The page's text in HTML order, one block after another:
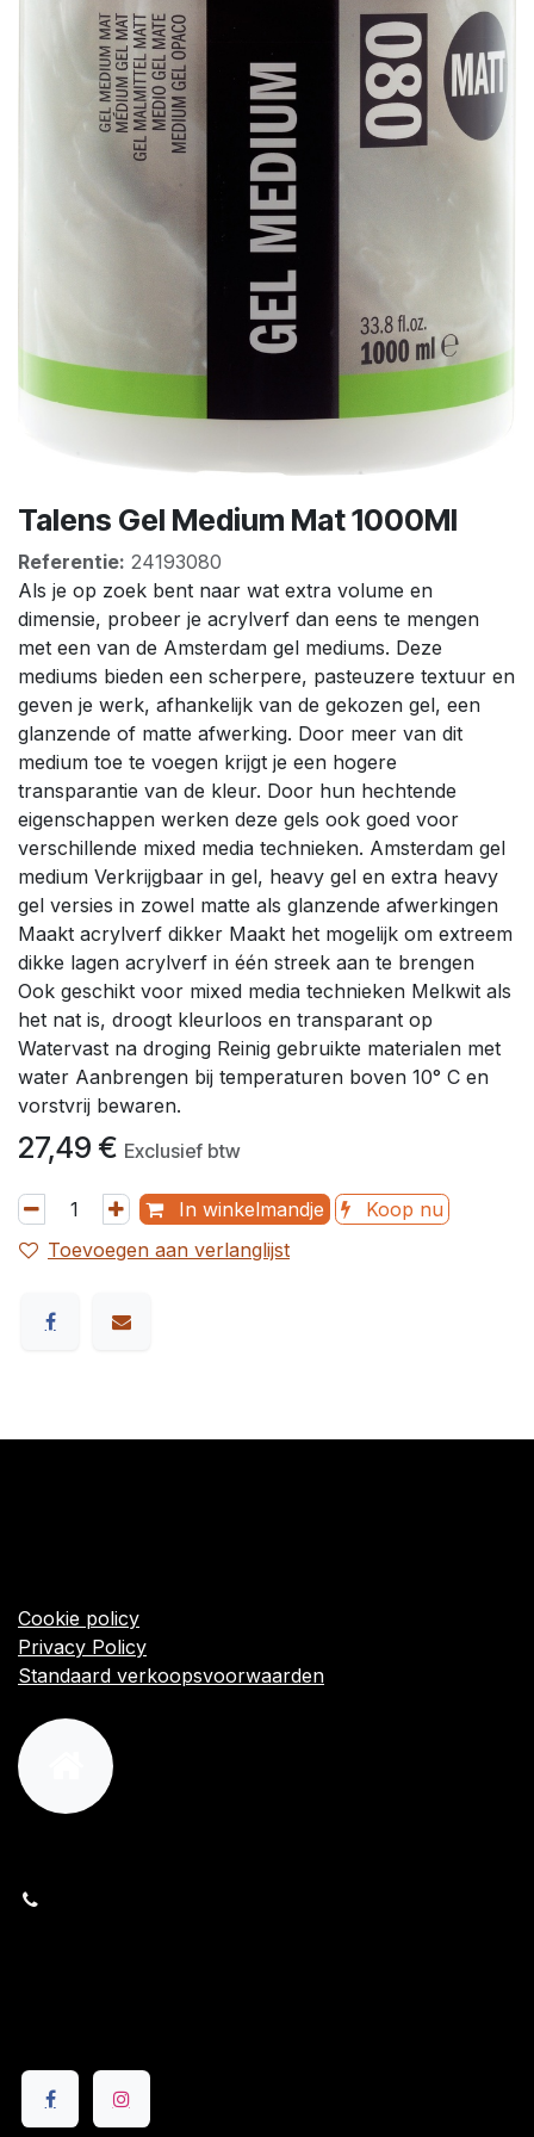
Talens Gel Medium Mat 1000Ml
Referentie: 24193080
Als je op zoek bent naar wat extra volume en
dimensie, probeer je acrylverf dan eens te mengen
met een van de Amsterdam gel mediums. Deze
mediums bieden een scherpere, pasteuzere textuur en
geven je werk, afhankelijk van de gekozen gel, een
glanzende of matte afwerking. Door meer van dit
medium toe te voegen krijgt je een hogere
transparantie van de kleur. Door hun hechtende
eigenschappen werken deze gels ook goed voor
verschillende mixed media technieken. Amsterdam gel
medium Verkrijgbaar in gel, heavy gel en extra heavy
gel versies in zowel matte als glanzende afwerkingen
Maakt acrylverf dikker Maakt het mogelijk om extreem
dikke lagen acrylverf in één streek aan te brengen
Ook geschikt voor mixed media technieken Melkwit als
het nat is, droogt kleurloos en transparant op
Watervast na droging Reinig gebruikte materialen met
water Aanbrengen bij temperaturen boven 10° C en
vorstvrij bewaren.
27,49 € Exclusief btw
In winkelmandje
Koop nu
Toevoegen aan verlanglijst
Cookie policy
Privacy Policy
Standaard verkoopsvoorwaarden